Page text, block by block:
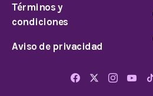
Términos y
condiciones
Aviso de privacidad